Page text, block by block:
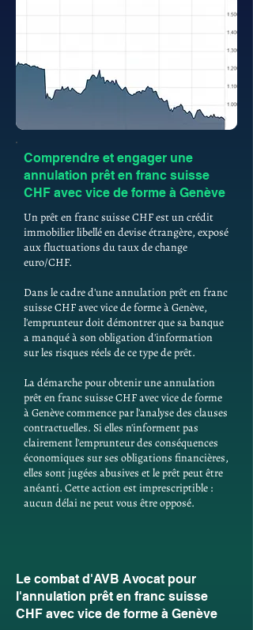
Comprendre et engager une
annulation prêt en franc suisse
CHF avec vice de forme à Genève
Un prêt en franc suisse CHF est un crédit
immobilier libellé en devise étrangère, exposé
aux fluctuations du taux de change
euro/CHF.
Dans le cadre d'une annulation prêt en franc
suisse CHF avec vice de forme à Genève,
l'emprunteur doit démontrer que sa banque
a manqué à son obligation d'information
sur les risques réels de ce type de prêt.
La démarche pour obtenir une annulation
prêt en franc suisse CHF avec vice de forme
à Genève commence par l'analyse des clauses
contractuelles. Si elles n'informent pas
clairement l'emprunteur des conséquences
économiques sur ses obligations financières,
elles sont jugées abusives et le prêt peut être
anéanti. Cette action est imprescriptible :
aucun délai ne peut vous être opposé.
Le combat d'AVB Avocat pour
l'annulation prêt en franc suisse
CHF avec vice de forme à Genève